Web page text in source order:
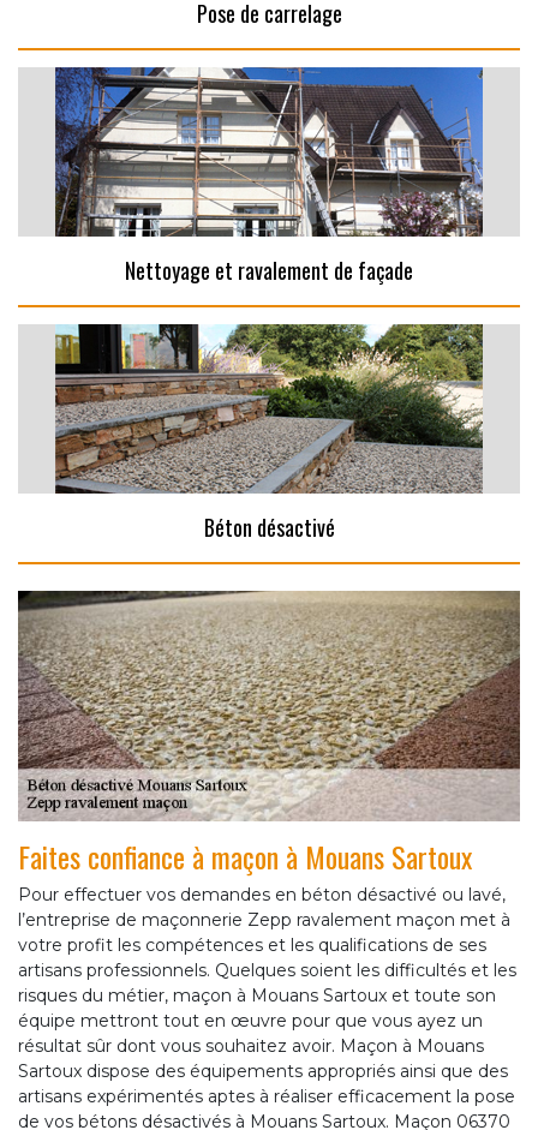
Pose de carrelage
Nettoyage et ravalement de façade
Béton désactivé
Faites confiance à maçon à Mouans Sartoux
Pour effectuer vos demandes en béton désactivé ou lavé,
l’entreprise de maçonnerie Zepp ravalement maçon met à
votre profit les compétences et les qualifications de ses
artisans professionnels. Quelques soient les difficultés et les
risques du métier, maçon à Mouans Sartoux et toute son
équipe mettront tout en œuvre pour que vous ayez un
résultat sûr dont vous souhaitez avoir. Maçon à Mouans
Sartoux dispose des équipements appropriés ainsi que des
artisans expérimentés aptes à réaliser efficacement la pose
de vos bétons désactivés à Mouans Sartoux. Maçon 06370